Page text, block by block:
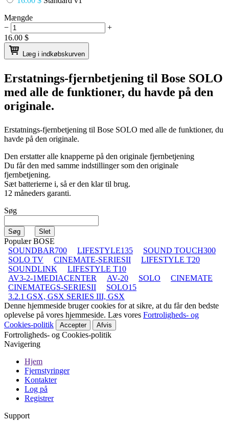
Mængde
−
+
16.00 $
Læg i indkøbskurven
Erstatnings-fjernbetjening til Bose SOLO
med alle de funktioner, du havde på den
originale.
Erstatnings-fjernbetjening til Bose SOLO med alle de funktioner, du
havde på den originale.
Den erstatter alle knapperne på den originale fjernbetjening
Du får den med samme indstillinger som den originale
fjernbetjening.
Sæt batterierne i, så er den klar til brug.
12 måneders garanti.
Søg
Populær BOSE
SOUNDBAR700
LIFESTYLE135
SOUND TOUCH300
SOLO TV
CINEMATE-SERIESII
LIFESTYLE T20
SOUNDLINK
LIFESTYLE T10
AV3-2-1MEDIACENTER
AV-20 SOLO
CINEMATE
CINEMATEGS-SERIESII
SOLO15
3.2.1 GSX, GSX SERIES III, GSX
Denne hjemmeside bruger cookies for at sikre, at du får den bedste
oplevelse på vores hjemmeside. Læs vores Fortroligheds- og
Cookies-politik
Accepter Afvis
Fortroligheds- og Cookies-politik
Navigering
Hjem
Fjernstyringer
Kontakter
Log på
Registrer
Support